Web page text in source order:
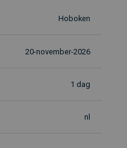
Hoboken
20-november-2026
1 dag
nl